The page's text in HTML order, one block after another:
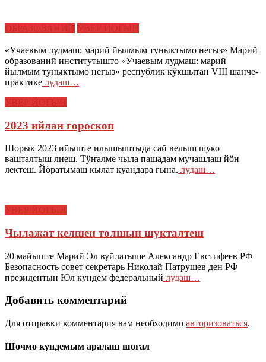
«Учаевым лудмаш: марий йылмым туныктымо негыз» Марий
образований институтышто «Учаевым лудмаш: марий
йылмым туныктымо негыз» республик кӱкшытан VIII шанче-
практике лудаш…
2023 ийлан гороскоп
Шорык 2023 ийыште илышыштыда сай велыш шуко
вашталтыш лиеш. Тӱҥалме чыла пашадам мучашлаш йӧн
лектеш. Йӧратымаш кылат куандара гына. лудаш…
Чылажат келшен толшын шукталтеш
20 майыште Марий Эл вуйлатыше Александр Евстифеев РФ
Безопасность совет секретарь Николай Патрушев ден РФ
президентын Юл кундем федеральный лудаш…
Добавить комментарий
Для отправки комментария вам необходимо авторизоваться.
Шочмо кундемым аралаш шогал